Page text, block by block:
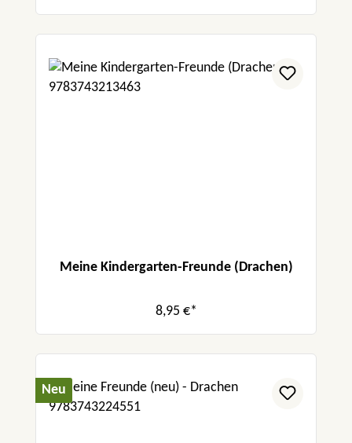
Meine Kindergarten-Freunde (Drachen)
8,95 €*
Neu